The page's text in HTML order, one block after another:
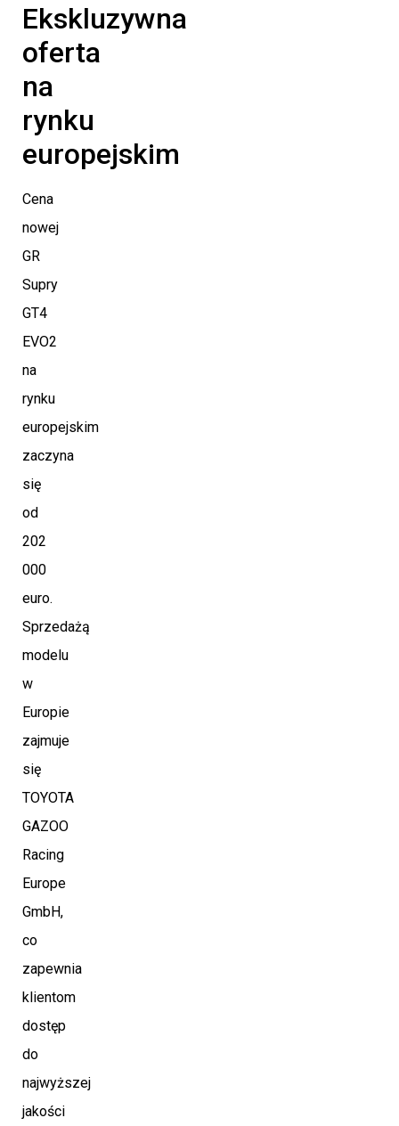
Ekskluzywna
oferta
na
rynku
europejskim
Cena
nowej
GR
Supry
GT4
EVO2
na
rynku
europejskim
zaczyna
się
od
202
000
euro.
Sprzedażą
modelu
w
Europie
zajmuje
się
TOYOTA
GAZOO
Racing
Europe
GmbH,
co
zapewnia
klientom
dostęp
do
najwyższej
jakości